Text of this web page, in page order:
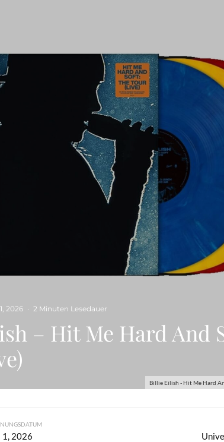
Billie Eilish - Hit Me Hard
2026 · 2 Minuten Lesedauer
– Hit Me Hard And
1, 2026